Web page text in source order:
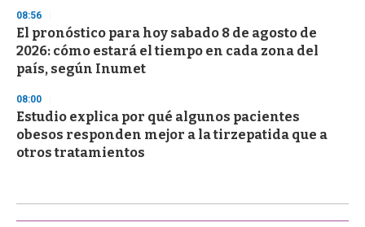
08:56
El pronóstico para hoy sabado 8 de agosto de
2026: cómo estará el tiempo en cada zona del
país, según Inumet
08:00
Estudio explica por qué algunos pacientes
obesos responden mejor a la tirzepatida que a
otros tratamientos